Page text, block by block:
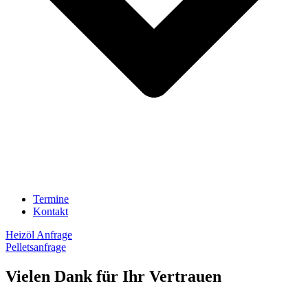
Termine
Kontakt
Heizöl Anfrage
Pelletsanfrage
Vielen Dank für Ihr Vertrauen